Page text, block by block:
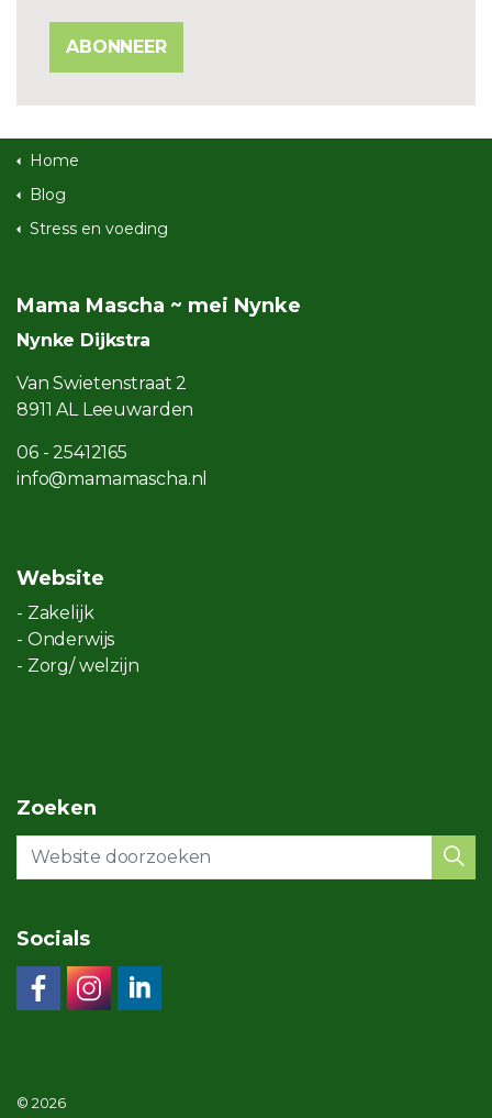
ABONNEER
Home
Blog
Stress en voeding
Mama Mascha ~ mei Nynke
Nynke Dijkstra
Van Swietenstraat 2
8911 AL Leeuwarden
06 - 25412165
info@mamamascha.nl
Website
- Zakelijk
- Onderwijs
- Zorg/ welzijn
Zoeken
Socials
© 2026